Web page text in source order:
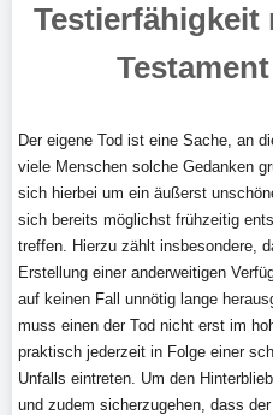
Testierfähigkeit
Der eigene Tod ist eine Sache, an
viele Menschen solche Gedanken
sich hierbei um ein äußerst
sich bereits möglichst frühzeitig
treffen. Hierzu zählt insbesondere,
Erstellung einer anderweitigen
auf keinen Fall unnötig lange
muss einen der Tod nicht erst im
praktisch jederzeit in Folge einer
Unfalls eintreten. Um den
und zudem sicherzugehen, dass der